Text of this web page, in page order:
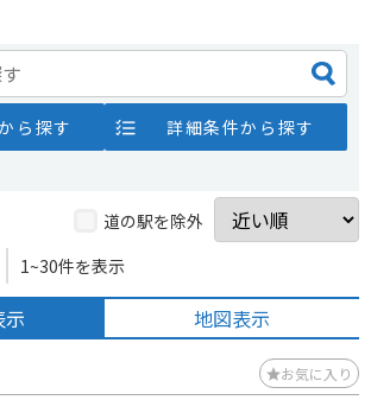
ら探す 詳細条件から探す
道の駅を除外
1~30件を表示
示 地図表示
お気に入り